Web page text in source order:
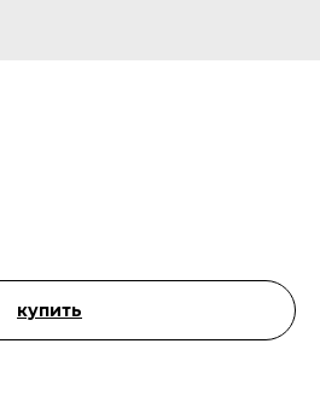
купить